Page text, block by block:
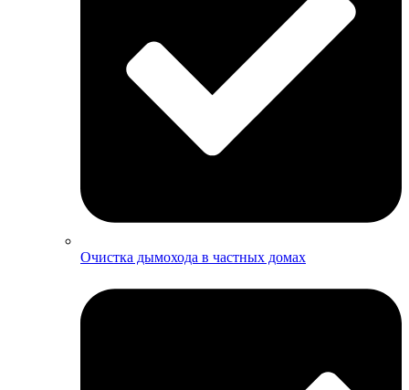
Очистка дымохода в частных домах